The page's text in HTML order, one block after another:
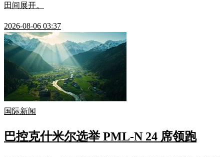
田间展开。
2026-08-06 03:37
国际新闻
巴控克什米尔选举 PML-N 24 席领跑